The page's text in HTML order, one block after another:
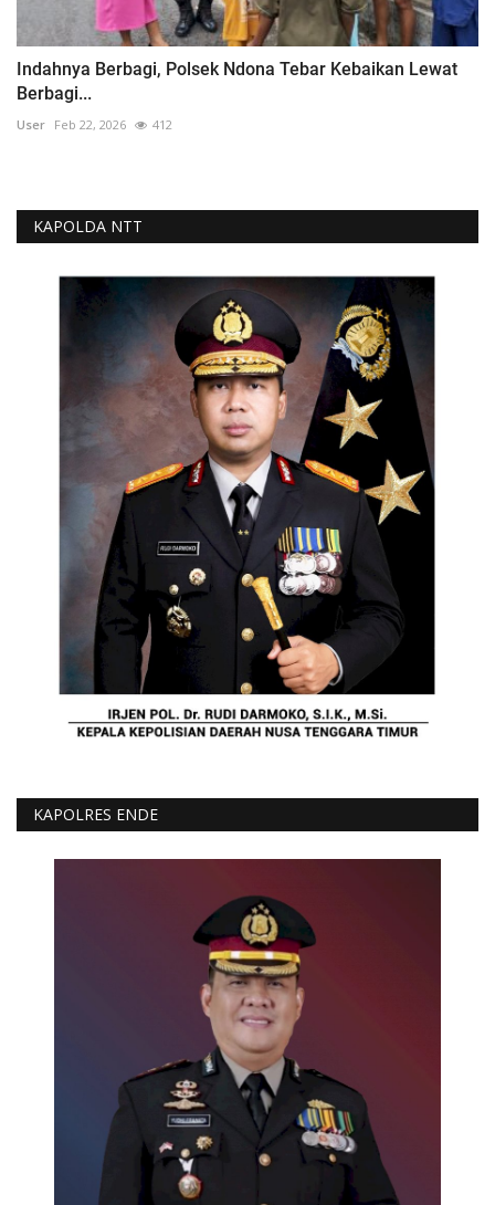
Indahnya Berbagi, Polsek Ndona Tebar Kebaikan Lewat
Berbagi...
User Feb 22, 2026 412
KAPOLDA NTT
KAPOLRES ENDE